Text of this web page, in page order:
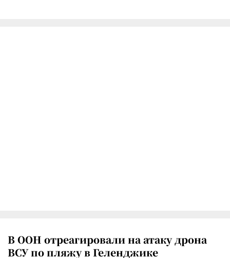
В ООН отреагировали на атаку дрона
ВСУ по пляжу в Геленджике